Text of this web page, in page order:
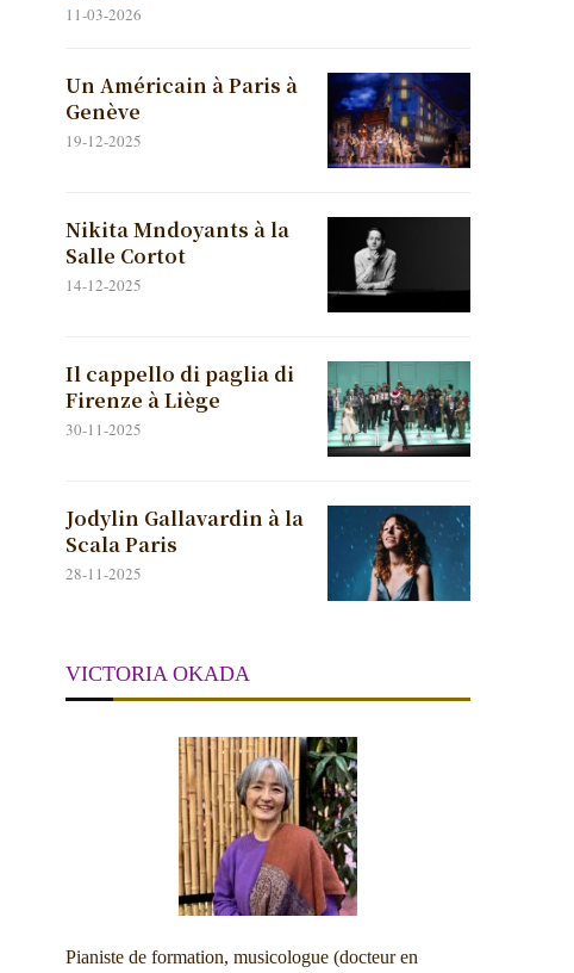
11-03-2026
Un Américain à Paris à
Genève
19-12-2025
Nikita Mndoyants à la
Salle Cortot
14-12-2025
Il cappello di paglia di
Firenze à Liège
30-11-2025
Jodylin Gallavardin à la
Scala Paris
28-11-2025
VICTORIA OKADA
Pianiste de formation, musicologue (docteur en